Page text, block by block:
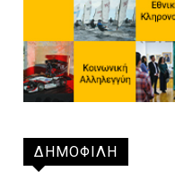
ΔΗΜΟΦΙΛΗ